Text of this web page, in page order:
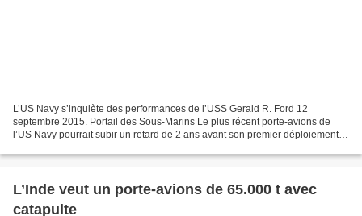
L’US Navy s’inquiète des performances de l’USS Gerald R. Ford 12
septembre 2015. Portail des Sous-Marins Le plus récent porte-avions de
l’US Navy pourrait subir un retard de 2 ans avant son premier déploiement,
L’Inde veut un porte-avions de 65.000 t avec
catapulte